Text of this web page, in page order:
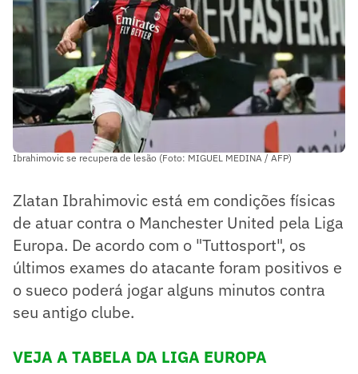
Ibrahimovic se recupera de lesão (Foto: MIGUEL MEDINA / AFP)
Zlatan Ibrahimovic está em condições físicas
de atuar contra o Manchester United pela Liga
Europa. De acordo com o "Tuttosport", os
últimos exames do atacante foram positivos e
o sueco poderá jogar alguns minutos contra
seu antigo clube.
VEJA A TABELA DA LIGA EUROPA